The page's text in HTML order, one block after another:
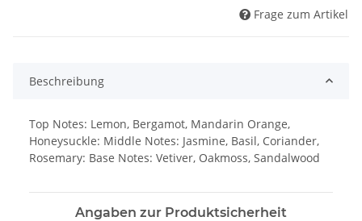
Frage zum Artikel
Beschreibung
Top Notes: Lemon, Bergamot, Mandarin Orange,
Honeysuckle: Middle Notes: Jasmine, Basil, Coriander,
Rosemary: Base Notes: Vetiver, Oakmoss, Sandalwood
Angaben zur Produktsicherheit